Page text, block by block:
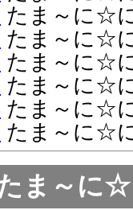
たま～に☆
たま～に☆
たま～に☆
たま～に☆
たま～に☆
たま～に☆
ま～に